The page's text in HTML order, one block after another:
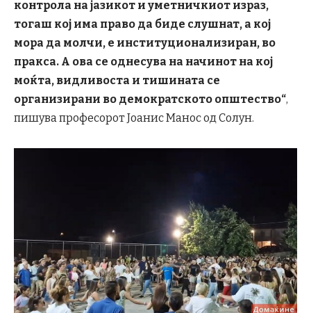
контрола на јазикот и уметничкиот израз,
тогаш кој има право да биде слушнат, а кој
мора да молчи, е институционализиран, во
пракса. А ова се однесува на начинот на кој
моќта, видливоста и тишината се
организирани во демократското општество“,
пишува професорот Јоанис Манос од Солун.